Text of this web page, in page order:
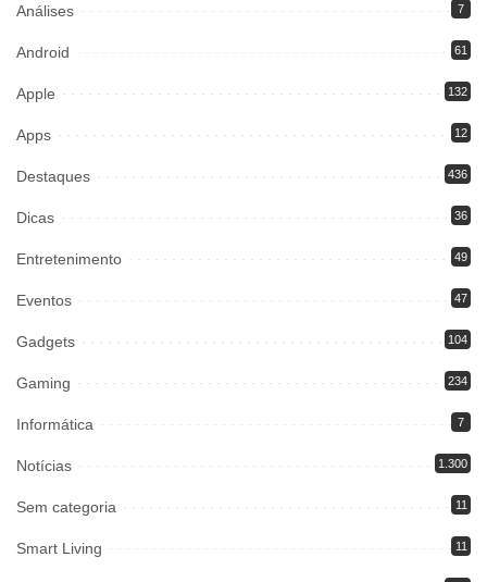
Análises 7
Android 61
Apple 132
Apps 12
Destaques 436
Dicas 36
Entretenimento 49
Eventos 47
Gadgets 104
Gaming 234
Informática 7
Notícias 1.300
Sem categoria 11
Smart Living 11